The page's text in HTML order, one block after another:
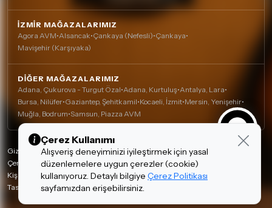
İZMIR MAĞAZALARIMIZ
Agora AVM•Alsancak•Çankaya (Nefesli)•Çankaya•
Mavişehir (Karşıyaka)
DIĞER MAĞAZALARIMIZ
Adana, Çukurova - Turgut Özal•Adana, Kurtuluş•Antalya, Lara•
Bursa, Nilüfer•Gaziantep, Şehitkamil•Kocaeli, İzmit•Mersin, Yenişehir•
Muğla, Bodrum•Samsun, Piazza AVM
Gizlilik Politikası
Çerez Politikası
Kişisel Verilerin Korunması
Tasarım ve Teknoloji:invenera
Çerez Kullanımı
Alışveriş deneyiminizi iyileştirmek için yasal
düzenlemelere uygun çerezler (cookie)
kullanıyoruz. Detaylı bilgiye Çerez Politikası
sayfamızdan erişebilirsiniz.